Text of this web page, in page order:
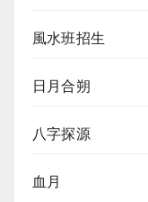
風水班招生
日月合朔
八字探源
血月